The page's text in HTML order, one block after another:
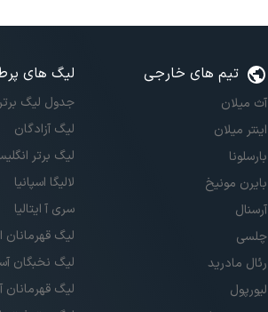
تیم های خارجی
آث میلان
اینتر میلان
بارسلونا
بایرن مونیخ
آرسنال
چلسی
رئال مادرید
لیورپول
لیگ های
جدول لیگ
لیگ آزادگان
لیگ برتر
لالیگا اسپانیا
سری آ ایتالیا
لیگ قهرمانان
لیگ نخبگان
لیگ قهرمانان